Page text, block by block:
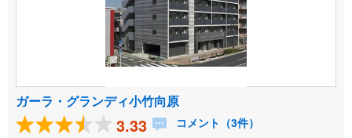
ガーラ・グランディ小竹向原
3.33 コメント（3件）